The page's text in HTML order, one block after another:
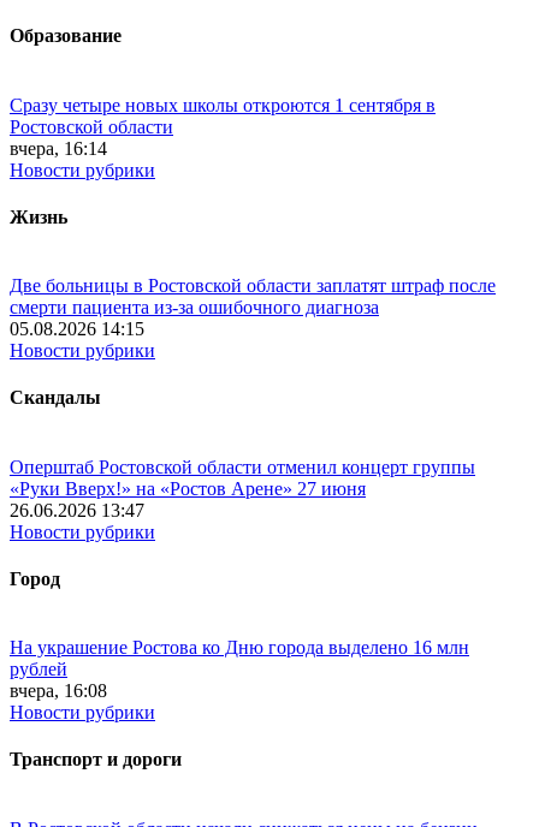
Образование
Сразу четыре новых школы откроются 1 сентября в
Ростовской области
вчера, 16:14
Новости рубрики
Жизнь
Две больницы в Ростовской области заплатят штраф после
смерти пациента из-за ошибочного диагноза
05.08.2026 14:15
Новости рубрики
Скандалы
Оперштаб Ростовской области отменил концерт группы
«Руки Вверх!» на «Ростов Арене» 27 июня
26.06.2026 13:47
Новости рубрики
Город
На украшение Ростова ко Дню города выделено 16 млн
рублей
вчера, 16:08
Новости рубрики
Транспорт и дороги